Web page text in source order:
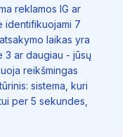
reklamos IG ar
identifikuojami 7
laikas yra
3 ar daugiau - jūsų
reikšmingas
sistema, kuri
per 5 sekundes,